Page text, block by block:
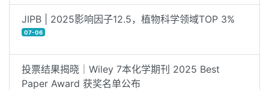
JIPB | 2025影响因子12.5，植物科学领域TOP 3%
07-06
投票结果揭晓｜Wiley 7本化学期刊 2025 Best
Paper Award 获奖名单公布